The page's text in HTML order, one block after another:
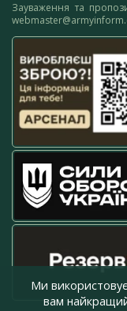
Зауваження та
Ми
вам